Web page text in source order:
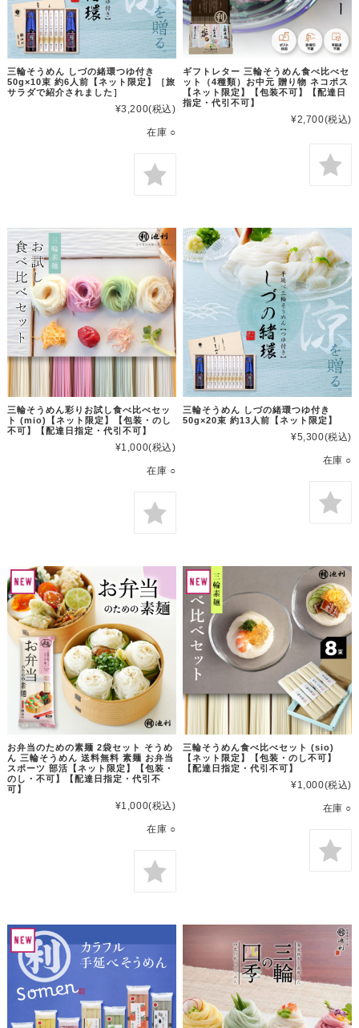
三輪そうめん しづの緒環つゆ付き
50g×10束 約6人前【ネット限定】［旅
サラダで紹介されました］
¥3,200(税込)
在庫 ○
ギフトレター 三輪そうめん食べ比べセ
ット（4種類）お中元 贈り物 ネコポス
【ネット限定】【包装不可】【配達日
指定・代引不可】
¥2,700(税込)
三輪そうめん彩りお試し食べ比べセッ
ト (mio)【ネット限定】【包装・のし
不可】【配達日指定・代引不可】
¥1,000(税込)
在庫 ○
三輪そうめん しづの緒環つゆ付き
50g×20束 約13人前【ネット限定】
¥5,300(税込)
在庫 ○
お弁当のための素麺 2袋セット そうめ
ん 三輪そうめん 送料無料 素麺 お弁当
スポーツ 部活【ネット限定】【包装・
のし・不可】【配達日指定・代引不
可】
¥1,000(税込)
在庫 ○
三輪そうめん食べ比べセット (sio)
【ネット限定】【包装・のし不可】
【配達日指定・代引不可】
¥1,000(税込)
在庫 ○